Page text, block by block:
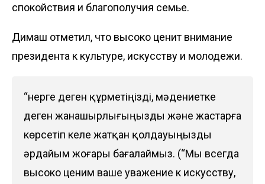
спокойствия и благополучия семье.
Димаш отметил, что высоко ценит внимание
президента к культуре, искусству и молодежи.
“Өнерге деген құрметіңізді, мәдениетке
деген жанашырлығыңызды және жастарға
көрсетіп келе жатқан қолдауыңызды
әрдайым жоғары бағалаймыз. (“Мы всегда
высоко ценим ваше уважение к искусству,